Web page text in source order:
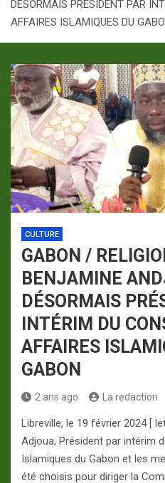
DÉSORMAIS PRÉSIDENT PAR
AFFAIRES ISLAMIQUES DU
CULTURE
GABON /
BENJAMINE
DÉSORMAIS
INTÉRIM DU
AFFAIRES
GABON
2 ans ago La redaction
Libreville, le 19 février 2024 [
Adjoua, Président par intérim
Islamiques du Gabon et les
été choisis pour diriger la
p